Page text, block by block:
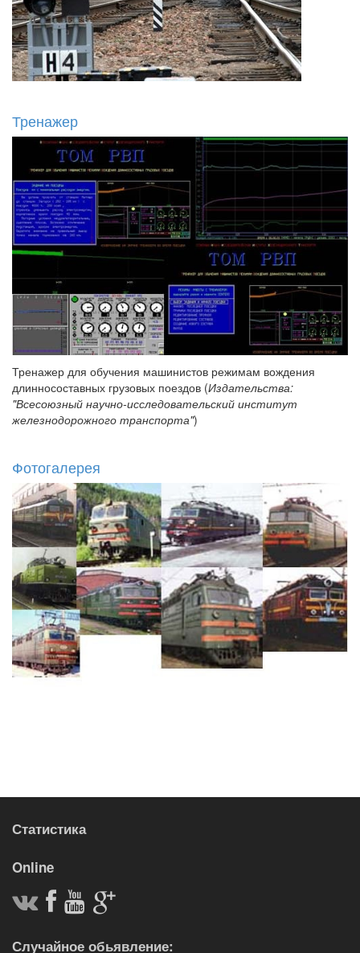
Тренажер
Тренажер для обучения машинистов режимам вождения
длинносоставных грузовых поездов (Издательства:
"Всесоюзный научно-исследовательский институт
железнодорожного транспорта")
Фотогалерея
Статистика
Online
Случайное обьявление: